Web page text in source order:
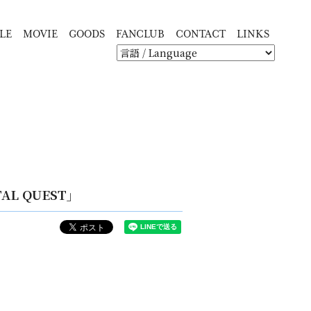
MOVIE GOODS FANCLUB CONTACT LINKS
QUEST」